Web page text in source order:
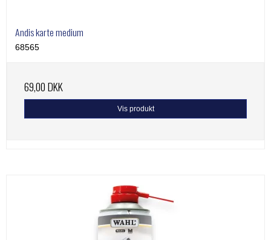
Andis karte medium
68565
69,00 DKK
Vis produkt